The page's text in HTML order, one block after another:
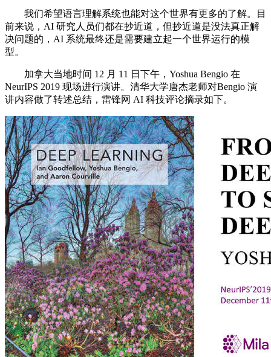
我们希望语言理解系统也能对这个世界有更多的了解。目
前来说，AI 研究人员们都在抄近道，但抄近道是没法真正解
决问题的，AI 系统最终还是需要建立起一个世界运行的模
型。
加拿大当地时间 12 月 11 日下午，Yoshua Bengio 在
NeurIPS 2019 现场进行演讲。清华大学唐杰老师对Bengio 演
讲内容做了转述总结，雷锋网 AI 科技评论摘录如下。